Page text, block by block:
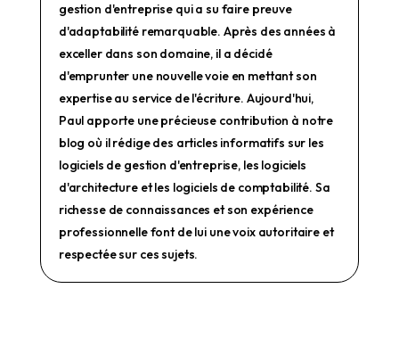
gestion d'entreprise qui a su faire preuve
d'adaptabilité remarquable. Après des années à
exceller dans son domaine, il a décidé
d'emprunter une nouvelle voie en mettant son
expertise au service de l'écriture. Aujourd'hui,
Paul apporte une précieuse contribution à notre
blog où il rédige des articles informatifs sur les
logiciels de gestion d'entreprise, les logiciels
d'architecture et les logiciels de comptabilité. Sa
richesse de connaissances et son expérience
professionnelle font de lui une voix autoritaire et
respectée sur ces sujets.